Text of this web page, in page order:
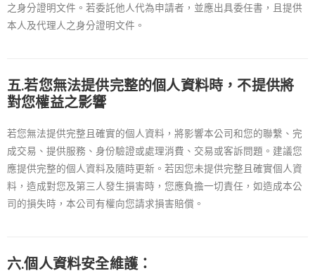
之身分證明文件。若委託他人代為申請者，並應出具委任書，且提供
本人及代理人之身分證明文件。
五.若您無法提供完整的個人資料時，不提供將
對您權益之影響
若您無法提供完整且確實的個人資料，將影響本公司和您的聯繫、完
成交易、提供服務、身份驗證或處理消費、交易或客訴問題。建議您
應提供完整的個人資料及隨時更新。若因您未提供完整且確實個人資
料，造成對您及第三人發生損害時，您應負擔一切責任，如造成本公
司的損失時，本公司有權向您請求損害賠償。
六.個人資料安全維護：